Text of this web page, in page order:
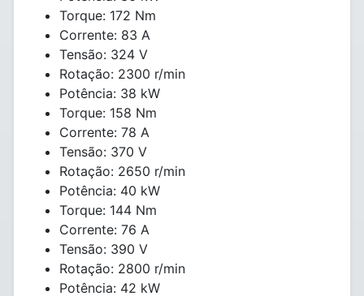
Torque: 172 Nm
Corrente: 83 A
Tensão: 324 V
Rotação: 2300 r/min
Potência: 38 kW
Torque: 158 Nm
Corrente: 78 A
Tensão: 370 V
Rotação: 2650 r/min
Potência: 40 kW
Torque: 144 Nm
Corrente: 76 A
Tensão: 390 V
Rotação: 2800 r/min
Potência: 42 kW